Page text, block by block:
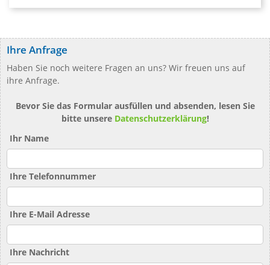
Ihre Anfrage
Haben Sie noch weitere Fragen an uns? Wir freuen uns auf
ihre Anfrage.
Bevor Sie das Formular ausfüllen und absenden, lesen Sie
bitte unsere Datenschutzerklärung!
Ihr Name
Ihre Telefonnummer
Ihre E-Mail Adresse
Ihre Nachricht